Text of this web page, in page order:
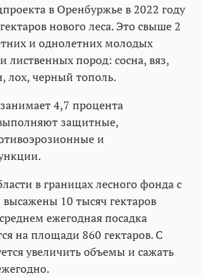
в Оренбуржье в 2022 году
нового леса. Это свыше 2
и однолетних молодых
лиственных пород: сосна, вяз,
лох, черный тополь.
4,7 процента
защитные,
и
в границах лесного фонда с
10 тысяч гектаров
ежегодная посадка
на площади 860 гектаров. С
увеличить объемы и сажать